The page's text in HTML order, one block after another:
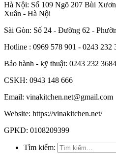
Hà Nội: Số 109 Ngõ 207 Bùi
Xuân - Hà Nội
Sài Gòn: Số 24 - Đường 62 -
Hotline : 0969 578 901 - 0243 232
Bảo hành - kỹ thuật: 0243 232 3684
CSKH: 0943 148 666
Email: vinakitchen.net@gmail.com
Website: https://vinakitchen.net/
GPKD: 0108209399
Tìm kiếm: